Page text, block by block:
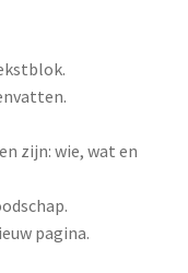
zijn: wie, wat en
pagina.